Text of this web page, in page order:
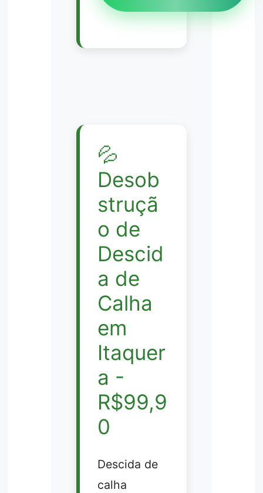
💦
Desob
struçã
o de
Descid
a de
Calha
em
Itaquer
a -
R$99,9
0
Descida de
calha